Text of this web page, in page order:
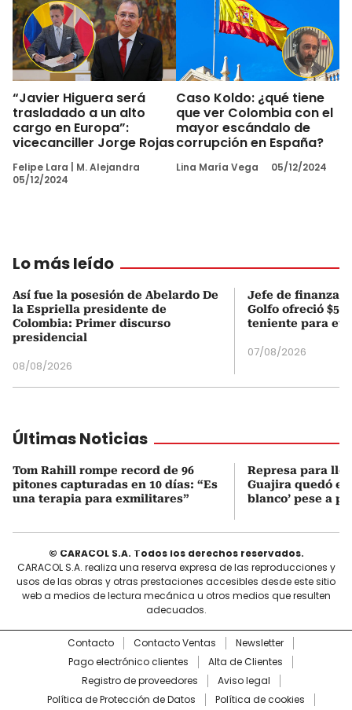
“Javier Higuera será
trasladado a un alto
cargo en Europa”:
vicecanciller Jorge Rojas
Felipe Lara
M. Alejandra
05/12/2024
Caso Koldo: ¿qué tiene
que ver Colombia con el
mayor escándalo de
corrupción en España?
Lina María Vega 05/12/2024
Lo más leído
Así fue la posesión de Abelardo De
la Espriella presidente de
Colombia: Primer discurso
presidencial
08/08/2026
Jefe de finanzas
Golfo ofreció
teniente para
07/08/2026
Últimas Noticias
Tom Rahill rompe record de 96
pitones capturadas en 10 días: “Es
una terapia para exmilitares”
Represa para
Guajira quedó en
blanco’ pese a
© CARACOL S.A. Todos los derechos reservados.
CARACOL S.A. realiza una reserva expresa de las reproducciones y
usos de las obras y otras prestaciones accesibles desde este sitio
web a medios de lectura mecánica u otros medios que resulten
adecuados.
Contacto Contacto Ventas
Newsletter
Pago electrónico clientes
Alta de Clientes
Registro de proveedores
Aviso legal
Política de Protección de Datos
Política de cookies